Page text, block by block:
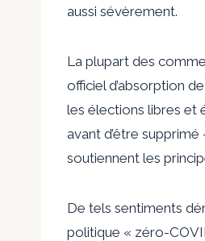
aussi sévèrement.
La plupart des
officiel d’absorption
les élections libres et
avant d’être
soutiennent les
De tels sentiments
politique « zéro-